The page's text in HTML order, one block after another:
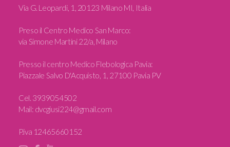
Via G. Leopardi, 1, 20123 Milano MI, Italia
Preso il Centro Medico San Marco:
via Simone Martini 22/a, Milano
Presso il centro Medico Flebologica Pavia:
Piazzale Salvo D'Acquisto, 1, 27100 Pavia PV
Cel. 3939054502
Mail: dvcgiusi224@gmail.com
P.iva 12465660152